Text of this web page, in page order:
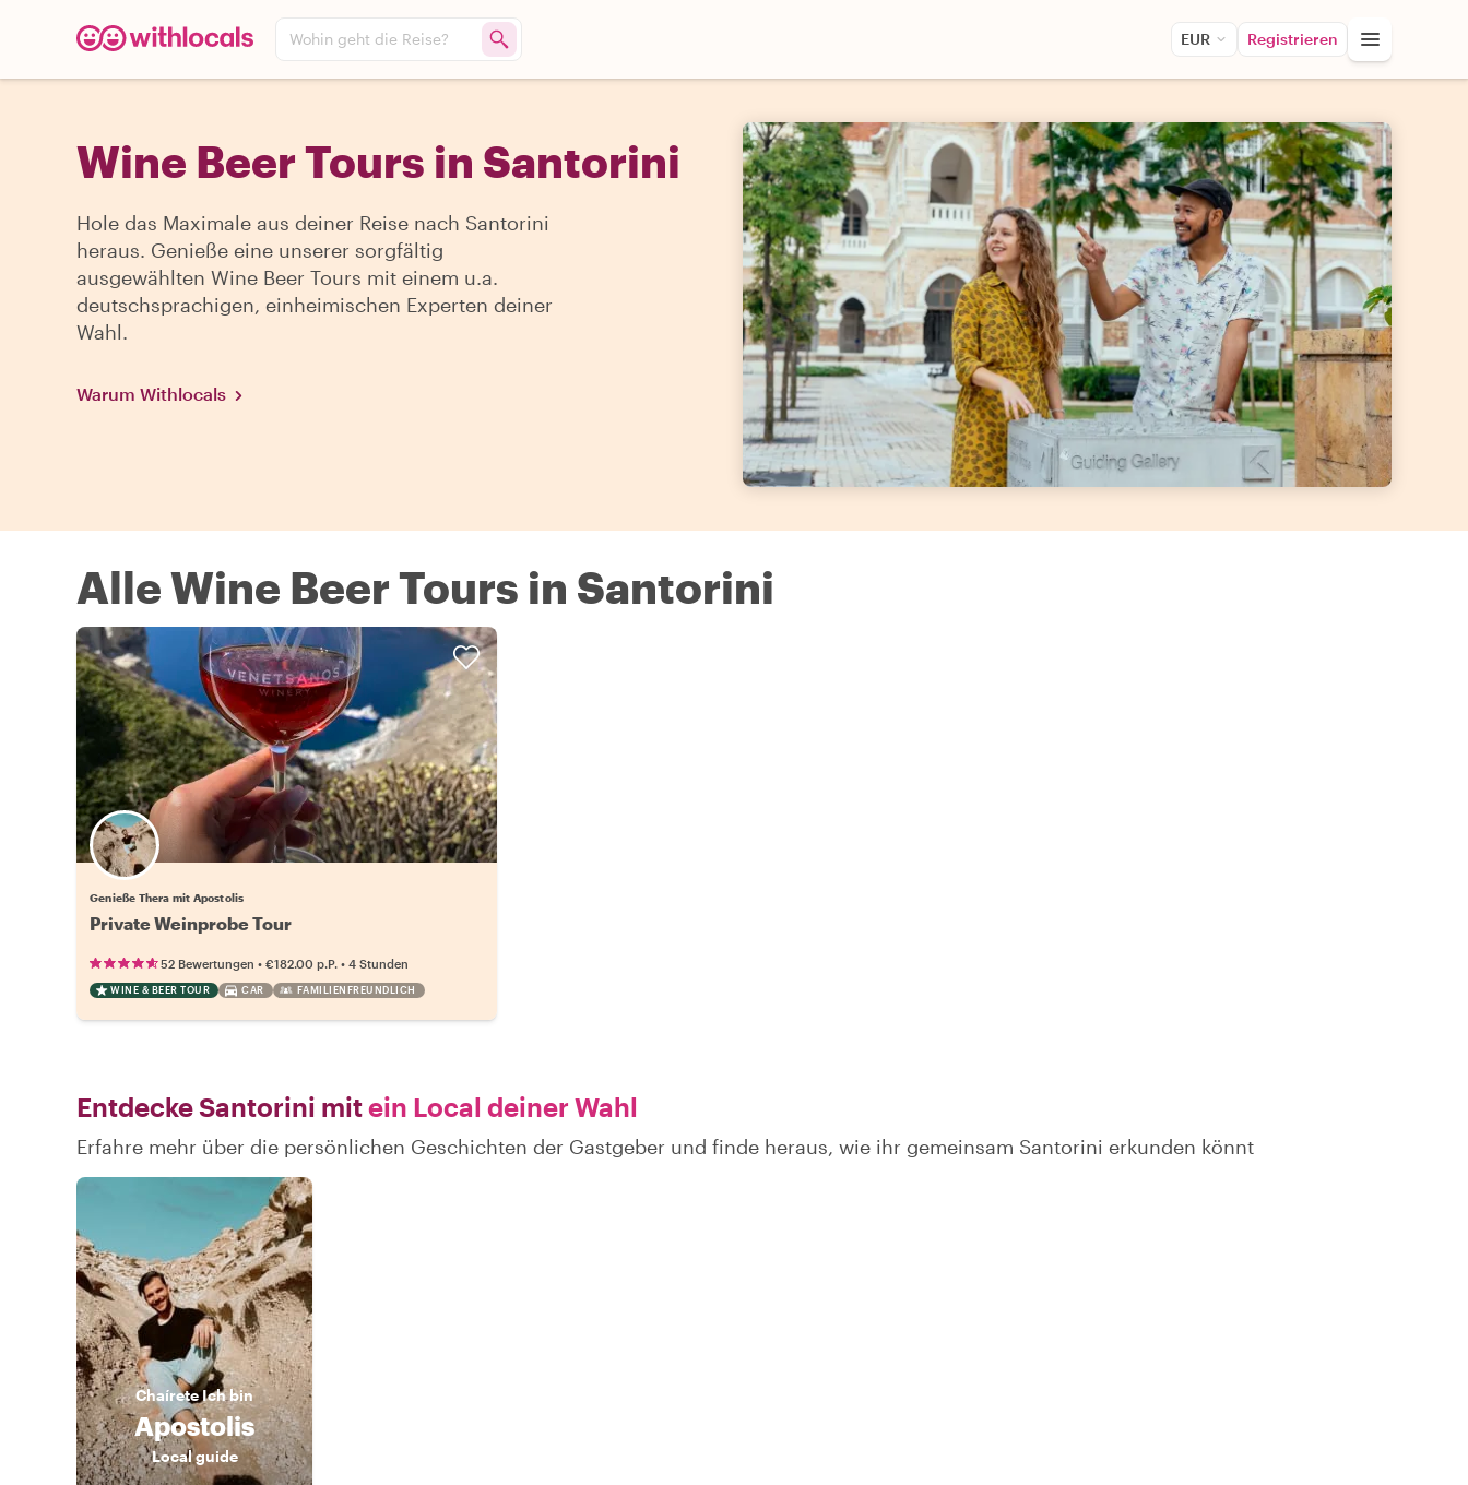
Wohin geht die Reise? EUR Registrieren
Wine Beer Tours in Santorini
Hole das Maximale aus deiner Reise nach Santorini
heraus. Genieße eine unserer sorgfältig
ausgewählten Wine Beer Tours mit einem u.a.
deutschsprachigen, einheimischen Experten deiner
Wahl.
Warum Withlocals
Alle Wine Beer Tours in Santorini
Genieße Thera mit Apostolis
Private Weinprobe Tour
52 Bewertungen • €182.00 p.P. • 4 Stunden
WINE & BEER TOUR CAR FAMILIENFREUNDLICH
Entdecke Santorini mitein Local deiner Wahl
Erfahre mehr über die persönlichen Geschichten der Gastgeber und finde heraus, wie ihr gemeinsam Santorini erkunden könnt
ChaíreteIch bin
Apostolis
Local guide